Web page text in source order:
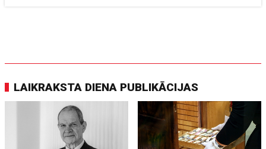
LAIKRAKSTA DIENA PUBLIKĀCIJAS